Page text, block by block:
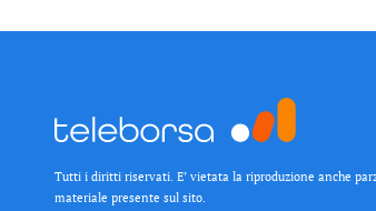
Tutti i diritti riservati. E’ vietata la riproduzione anche
materiale presente sul sito.